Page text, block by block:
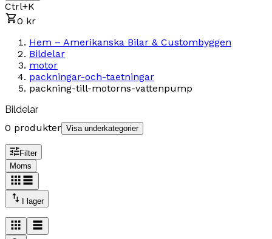
Ctrl+K
0 kr
Hem – Amerikanska Bilar & Custombyggen
Bildelar
motor
packningar-och-taetningar
packning-till-motorns-vattenpump
Bildelar
0 produkter Visa underkategorier
Filter
Moms
I lager